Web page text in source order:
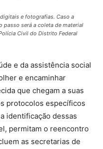
e fotografias. Caso a
passo será a coleta de material
Civil do Distrito Federal
e da assistência social
e encaminhar
que chegam a suas
protocolos específicos
identificação dessas
permitam o reencontro
as secretarias de